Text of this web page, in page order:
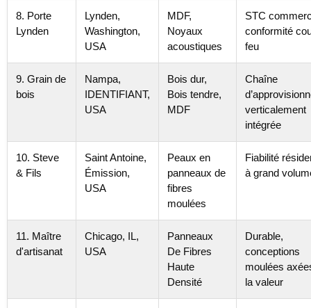
8. Porte
Lynden
Lynden,
Washington,
USA
MDF,
Noyaux
acoustiques
STC
conformité
feu
9. Grain de
bois
Nampa,
IDENTIFIANT,
USA
Bois dur,
Bois tendre,
MDF
Chaîne
verticalement
intégrée
10. Steve
& Fils
Saint Antoine,
Émission,
USA
Peaux en
panneaux de
fibres
moulées
Fiabilité
à grand
11. Maître
d'artisanat
Chicago, IL,
USA
Panneaux
De Fibres
Haute
Densité
Durable,
conceptions
moulées
la valeur